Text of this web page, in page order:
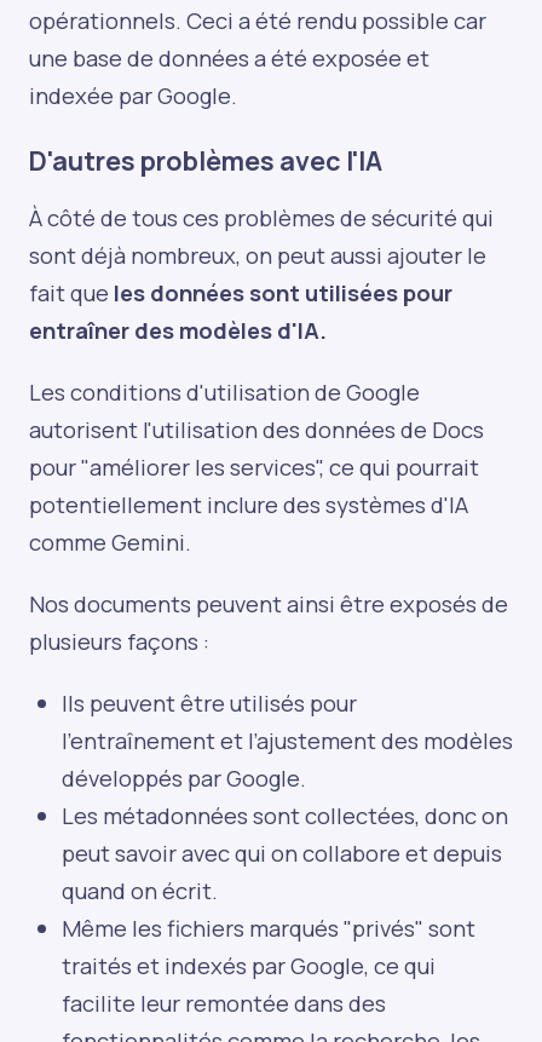
opérationnels. Ceci a été rendu possible car
une base de données a été exposée et
indexée par Google.
D'autres problèmes avec l'IA
À côté de tous ces problèmes de sécurité qui
sont déjà nombreux, on peut aussi ajouter le
fait que les données sont utilisées pour
entraîner des modèles d'IA.
Les conditions d'utilisation de Google
autorisent l'utilisation des données de Docs
pour "améliorer les services", ce qui pourrait
potentiellement inclure des systèmes d'IA
comme Gemini.
Nos documents peuvent ainsi être exposés de
plusieurs façons :
Ils peuvent être utilisés pour
l'entraînement et l’ajustement des modèles
développés par Google.
Les métadonnées sont collectées, donc on
peut savoir avec qui on collabore et depuis
quand on écrit.
Même les fichiers marqués "privés" sont
traités et indexés par Google, ce qui
facilite leur remontée dans des